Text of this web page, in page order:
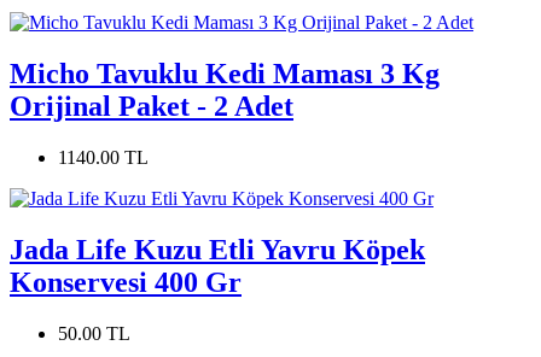
Micho Tavuklu Kedi Maması 3 Kg
Orijinal Paket - 2 Adet
1140.00 TL
Jada Life Kuzu Etli Yavru Köpek
Konservesi 400 Gr
50.00 TL